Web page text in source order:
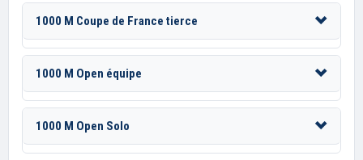
1000 M Coupe de France tierce
1000 M Open équipe
1000 M Open Solo